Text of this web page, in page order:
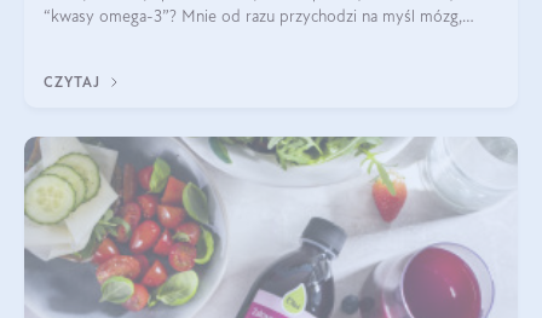
“kwasy omega-3”? Mnie od razu przychodzi na myśl mózg,
EPA.
CZYTAJ